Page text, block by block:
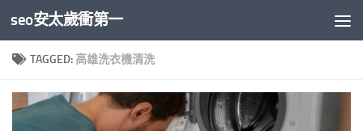
Skip to content
seo安太歲衝第一
TAGGED: 高雄洗衣機清洗